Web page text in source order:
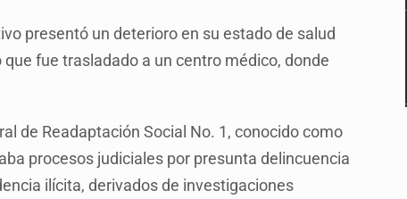
presentó un deterioro en su estado de salud
fue trasladado a un centro médico, donde
de Readaptación Social No. 1, conocido como
procesos judiciales por presunta delincuencia
ilícita, derivados de investigaciones